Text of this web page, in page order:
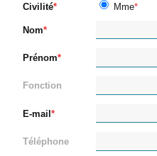
Civilité Mme
Nom
Prénom
Fonction
E-mail
Téléphone